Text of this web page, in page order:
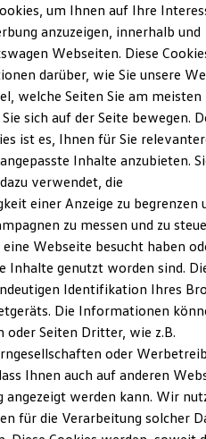
ID. Modelle
Winter
6
und Updates
Ihrem ID.
um Ihnen auf Ihre
anzuzeigen, innerhalb und
Webseiten. Diese
darüber, wie Sie unsere
welche Seiten Sie am meisten
sich auf der Seite bewegen.
ist es, Ihnen für Sie
Inhalte anzubieten.
verwendet, die
einer Anzeige zu begrenzen
zu messen und zu
Webseite besucht haben
Inhalte genutzt worden sind.
Identifikation Ihres
Die Informationen
oder Seiten Dritter, wie z.B.
oder
Ihnen auch auf anderen
angezeigt werden kann. Wir
für die Verarbeitung solcher